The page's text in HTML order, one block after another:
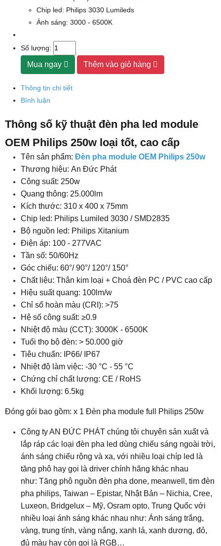
Chip led: Philips 3030 Lumileds
Ánh sáng: 3000 - 6500K
Số lượng:
Mua ngay Thêm vào giỏ hàng
Thông tin chi tiết
Bình luận
Thông số kỹ thuật đèn pha led module
OEM Philips 250w loại tốt, cao cấp
Tên sản phẩm: Đèn pha module OEM Philips 250w
Thương hiệu: An Đức Phát
Công suất: 250w​
Quang thông: 25.000lm
Kích thước: 310 x 400 x 75mm
Chip led: Philips Lumiled 3030 / SMD2835
Bộ nguồn led: Philips Xitanium
Điện áp: 100 - 277VAC
Tần số: 50/60Hz
Góc chiếu: 60°/ 90°/ 120°/ 150°
Chất liệu: Thân kim loại + Choá đèn PC / PVC cao cấp
Hiệu suất quang: 100lm/w
Chỉ số hoàn màu (CRI): >75
Hệ số công suất: ≥0.9
Nhiệt độ màu (CCT): 3000K - 6500K
Tuổi thọ bộ đèn: > 50.000 giờ
Tiêu chuẩn: IP66/ IP67
Nhiệt độ làm việc: -30 °C - 55 °C
Chứng chỉ chất lượng: CE / RoHS​
Khối lượng: 6.5kg
Đóng gói bao gồm: x 1 Đèn pha module full Philips 250w
Công ty AN ĐỨC PHÁT chúng tôi chuyên sản xuất và
lắp ráp các loại đèn pha led dùng chiếu sáng ngoài trời,
ánh sáng chiếu rộng và xa, với nhiều loại chíp led là
tăng phô hay gọi là driver chính hãng khác nhau
như: Tăng phô nguồn đèn pha done, meanwell, tim đèn
pha philips, Taiwan – Epistar, Nhật Bản – Nichia, Cree,
Luxeon, Bridgelux – Mỹ, Osram opto, Trung Quốc với
nhiều loại ánh sáng khác nhau như: Ánh sáng trắng,
vàng, trung tính, vàng nắng, xanh lá, xanh dương, đỏ,
đủ màu hay còn gọi là RGB…